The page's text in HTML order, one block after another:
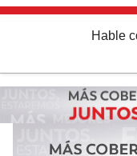
Hable